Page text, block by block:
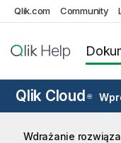
Qlik.com Community
Qlik Cloud ®
Wdrażanie